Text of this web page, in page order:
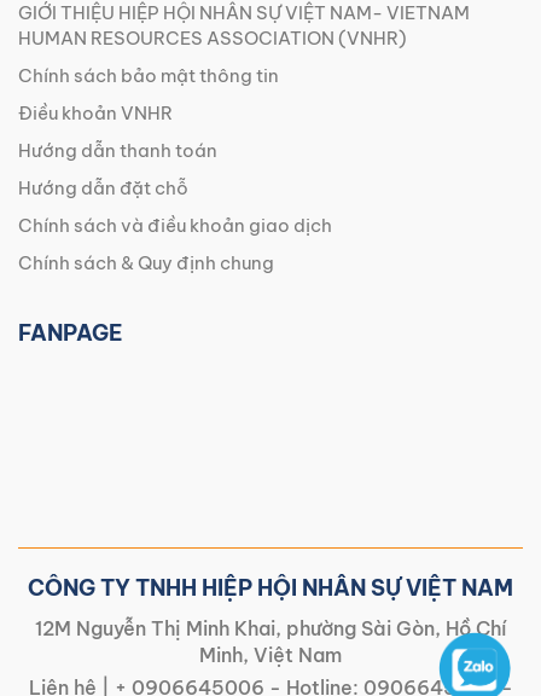
GIỚI THIỆU HIỆP HỘI NHÂN SỰ VIỆT NAM- VIETNAM
HUMAN RESOURCES ASSOCIATION (VNHR)
Chính sách bảo mật thông tin
Điều khoản VNHR
Hướng dẫn thanh toán
Hướng dẫn đặt chỗ
Chính sách và điều khoản giao dịch
Chính sách & Quy định chung
FANPAGE
CÔNG TY TNHH HIỆP HỘI NHÂN SỰ VIỆT NAM
12M Nguyễn Thị Minh Khai, phường Sài Gòn, Hồ Chí
Minh, Việt Nam
Liên hệ |
+ 0906645006 - Hotline: 0906645006-